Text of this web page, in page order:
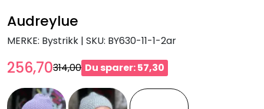
Audreylue
MERKE: Bystrikk | SKU: BY630-11-1-2ar
256,70314,00 Du sparer: 57,30